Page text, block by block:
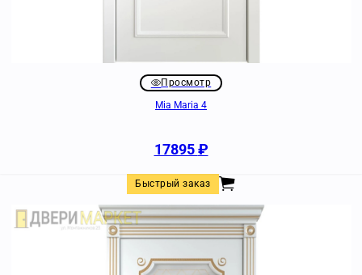
Просмотр
Mia Maria 4
17895₽
Быстрый заказ